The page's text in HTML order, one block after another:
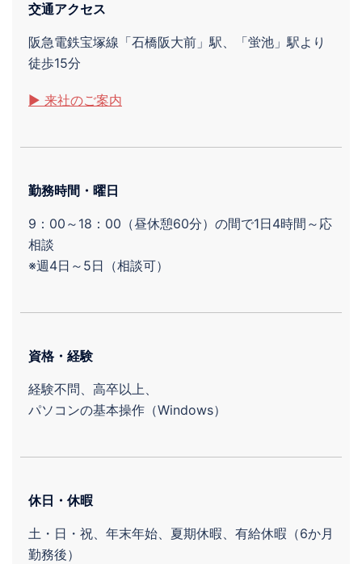
交通アクセス
阪急電鉄宝塚線「石橋阪大前」駅、「蛍池」駅より
徒歩15分
▶ 来社のご案内
勤務時間・曜日
9：00～18：00（昼休憩60分）の間で1日4時間～応
相談
※週4日～5日（相談可）
資格・経験
経験不問、高卒以上、
パソコンの基本操作（Windows）
休日・休暇
土・日・祝、年末年始、夏期休暇、有給休暇（6か月
勤務後）